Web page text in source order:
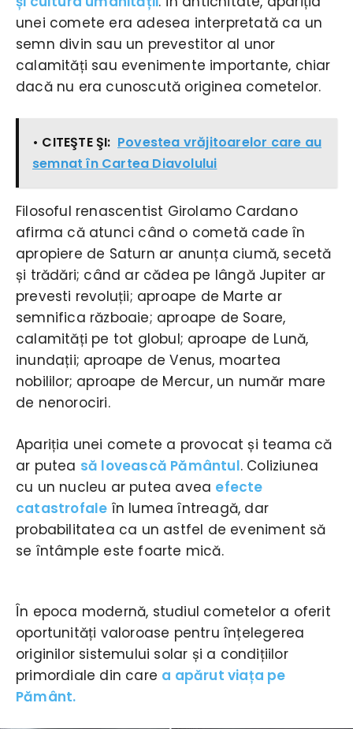
unei comete era adesea interpretată ca un
semn divin sau un prevestitor al unor
calamități sau evenimente importante, chiar
dacă nu era cunoscută originea cometelor.
• CITEŞTE ŞI: Povestea vrăjitoarelor care au
semnat în Cartea Diavolului
Filosoful renascentist Girolamo Cardano
afirma că atunci când o cometă cade în
apropiere de Saturn ar anunța ciumă, secetă
și trădări; când ar cădea pe lângă Jupiter ar
prevesti revoluții; aproape de Marte ar
semnifica războaie; aproape de Soare,
calamități pe tot globul; aproape de Lună,
inundații; aproape de Venus, moartea
nobililor; aproape de Mercur, un număr mare
de nenorociri.
Apariția unei comete a provocat și teama că
ar putea să lovească Pământul. Coliziunea
cu un nucleu ar putea avea efecte
catastrofale în lumea întreagă, dar
probabilitatea ca un astfel de eveniment să
se întâmple este foarte mică.
În epoca modernă, studiul cometelor a oferit
oportunități valoroase pentru înțelegerea
originilor sistemului solar și a condițiilor
primordiale din care a apărut viața pe
Pământ.